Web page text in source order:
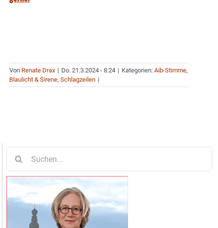
Von Renate Drax | Do. 21.3.2024 - 8:24 | Kategorien: Aib-Stimme,
Blaulicht & Sirene, Schlagzeilen |
nach: